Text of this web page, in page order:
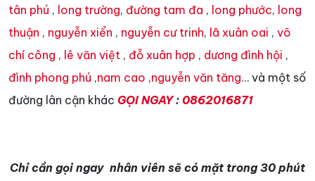
tân phú , long trường, đường tam đa , long phước, long
thuận , nguyễn xiển , nguyễn cư trinh, lã xuân oai , võ
chí công , lê văn việt , đỗ xuân hợp , dương đình hội ,
đình phong phú ,nam cao ,nguyễn văn tăng… và một số
đường lân cận khác GỌI NGAY: 0862016871
Chỉ cần gọi ngay nhân viên sẽ có mặt trong 30 phút